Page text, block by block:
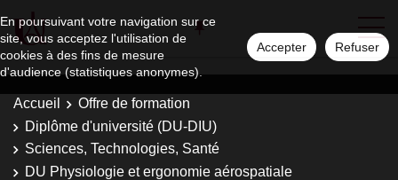
En poursuivant votre navigation sur ce
site, vous acceptez l'utilisation de
cookies à des fins de mesure
d'audience (statistiques anonymes).
Accepter Refuser
Accueil
Offre de formation
Diplôme d'université (DU-DIU)
Sciences, Technologies, Santé
DU Physiologie et ergonomie aérospatiale